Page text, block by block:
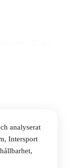
analyserat
Intersport